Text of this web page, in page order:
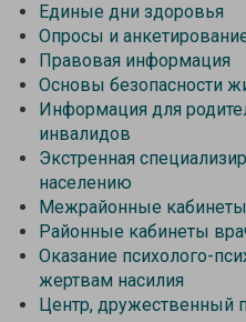
Единые дни здоровья
Опросы и
Правовая информация
Основы безопасности
Информация для
инвалидов
Экстренная
населению
Межрайонные
Районные кабинеты
Оказание психолого-
жертвам насилия
Центр, дружественный